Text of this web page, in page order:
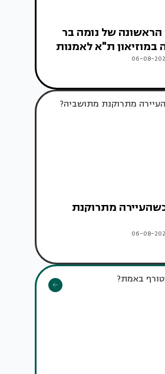
הראשונה של נומה בר
ת"א לאמנות
06-08-
מתרוקנת
06-08-